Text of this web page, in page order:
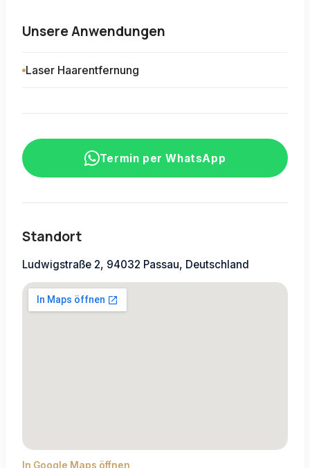
Unsere Anwendungen
Laser Haarentfernung
Termin per WhatsApp
Standort
Ludwigstraße 2, 94032 Passau, Deutschland
In Google Maps öffnen